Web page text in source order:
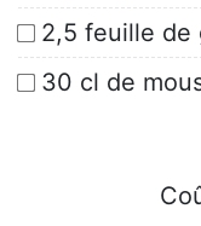
2,5 feuille de
30 cl de